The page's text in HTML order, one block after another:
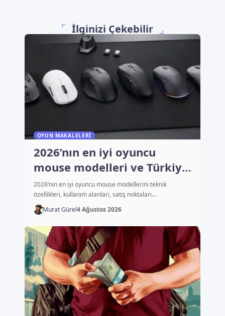
İlginizi Çekebilir
OYUN MAKALELERI
2026’nın en iyi oyuncu
mouse modelleri ve Türkiye
fiyatları
2026’nın en iyi oyuncu mouse modellerini teknik
özellikleri, kullanım alanları, satış noktaları…
Murat Gürel4 Ağustos 2026